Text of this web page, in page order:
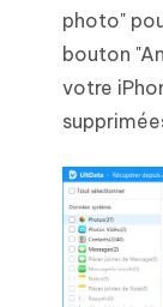
photo"
bouton
votre